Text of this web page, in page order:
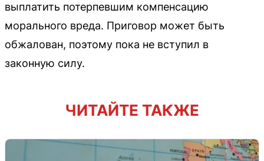
выплатить потерпевшим компенсацию
морального вреда. Приговор может быть
обжалован, поэтому пока не вступил в
законную силу.
ЧИТАЙТЕ ТАКЖЕ